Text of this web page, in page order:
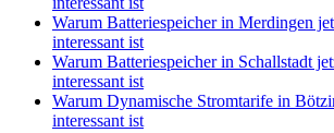
Warum Batteriespeicher in Merdingen
interessant ist
Warum Batteriespeicher in Schallstadt
interessant ist
Warum Dynamische Stromtarife in
interessant ist